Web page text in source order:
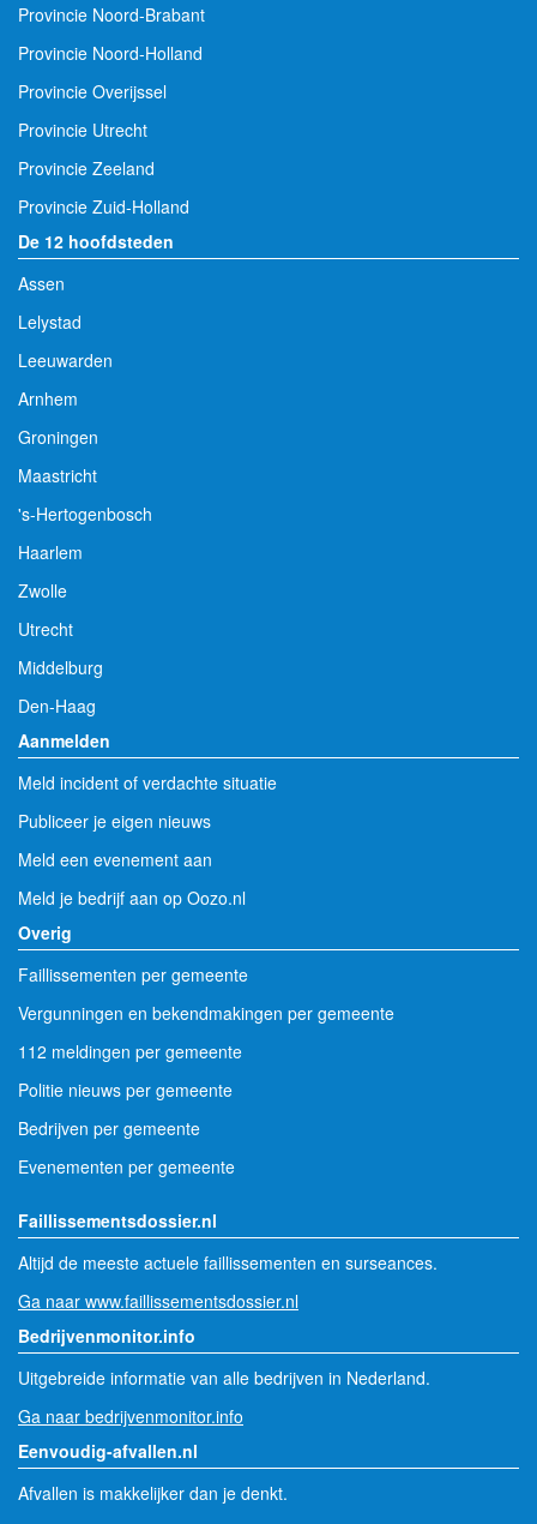
Provincie Noord-Brabant
Provincie Noord-Holland
Provincie Overijssel
Provincie Utrecht
Provincie Zeeland
Provincie Zuid-Holland
De 12 hoofdsteden
Assen
Lelystad
Leeuwarden
Arnhem
Groningen
Maastricht
's-Hertogenbosch
Haarlem
Zwolle
Utrecht
Middelburg
Den-Haag
Aanmelden
Meld incident of verdachte situatie
Publiceer je eigen nieuws
Meld een evenement aan
Meld je bedrijf aan op Oozo.nl
Overig
Faillissementen per gemeente
Vergunningen en bekendmakingen per gemeente
112 meldingen per gemeente
Politie nieuws per gemeente
Bedrijven per gemeente
Evenementen per gemeente
Faillissementsdossier.nl
Altijd de meeste actuele faillissementen en surseances.
Ga naar www.faillissementsdossier.nl
Bedrijvenmonitor.info
Uitgebreide informatie van alle bedrijven in Nederland.
Ga naar bedrijvenmonitor.info
Eenvoudig-afvallen.nl
Afvallen is makkelijker dan je denkt.